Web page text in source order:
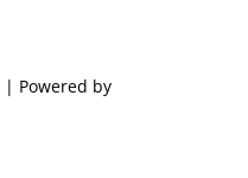
| Powered by